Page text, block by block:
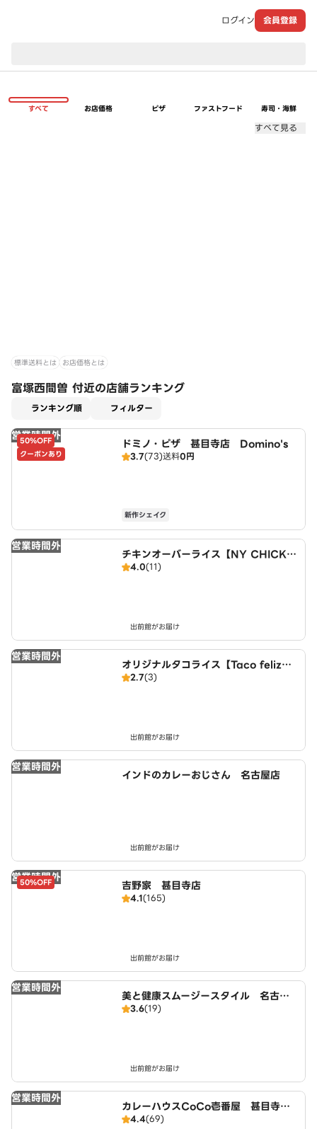
ログイン 会員登録
すべて お店価格 ピザ ファストフード 寿司・海鮮
すべて見る
標準送料とは お店価格とは
富塚西間曽 付近の店舗ランキング
ランキング順 フィルター
営業時間外
50%OFF
クーポンあり
ドミノ・ピザ 甚目寺店 Domino's
3.7(73)送料0円
新作シェイク
営業時間外
チキンオーバーライス【NY CHICKE
N STAND】 名古屋店
4.0(11)
出前館がお届け
営業時間外
オリジナルタコライス【Taco feliz】
名古屋店
2.7(3)
出前館がお届け
営業時間外
インドのカレーおじさん 名古屋店
出前館がお届け
営業時間外
50%OFF 吉野家 甚目寺店
4.1(165)
出前館がお届け
営業時間外
美と健康スムージースタイル 名古屋
店3.6(19)
出前館がお届け
営業時間外
カレーハウスCoCo壱番屋 甚目寺店
（SD）
4.4(69)